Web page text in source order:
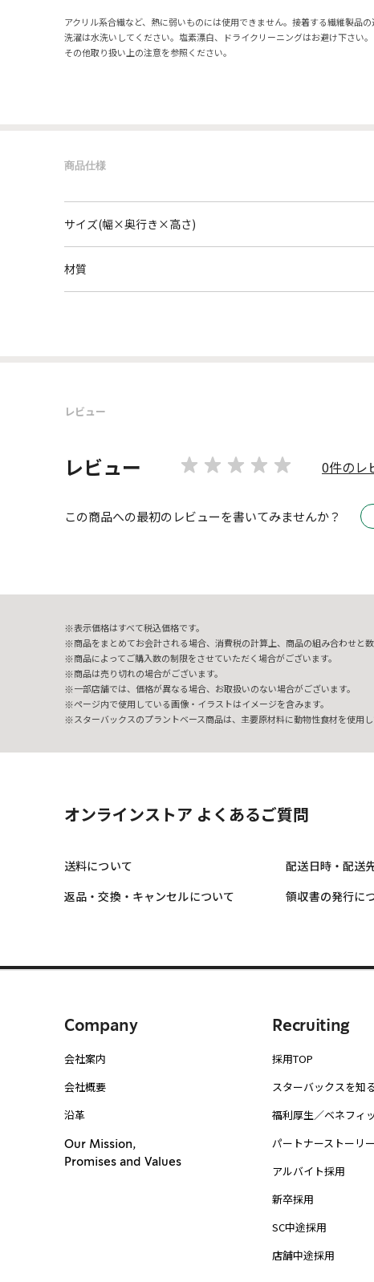
アクリル系合繊など、熱に弱いものには使用できません。接着する繊維製品の
洗濯は水洗いしてください。塩素漂白、ドライクリーニングはお避け下さい。
その他取り扱い上の注意を参照ください。
商品仕様
サイズ(幅×奥行き×高さ)
材質
レビュー
レビュー 0件のレ
この商品への最初のレビューを書いてみませんか？
表示価格はすべて税込価格です。
商品をまとめてお会計される場合、消費税の計算上、商品の組み合わせと
商品によってご購入数の制限をさせていただく場合がございます。
商品は売り切れの場合がございます。
一部店舗では、価格が異なる場合、お取扱いのない場合がございます。
ページ内で使用している画像・イラストはイメージを含みます。
スターバックスのプラントベース商品は、主要原材料に動物性食材を使用し
オンラインストア よくあるご質問
送料について
返品・交換・キャンセルについて
配送日時・配送
領収書の発行に
Company
会社案内
会社概要
沿革
Our Mission,
Promises and Values
Recruiting
採用TOP
スターバックスを知る
福利厚生／ベネフィ
パートナーストーリー
アルバイト採用
新卒採用
SC中途採用
店舗中途採用